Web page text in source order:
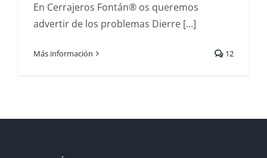
En Cerrajeros Fontán® os queremos
advertir de los problemas Dierre [...]
Más información 12